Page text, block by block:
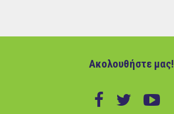
Ακολουθήστε μας!